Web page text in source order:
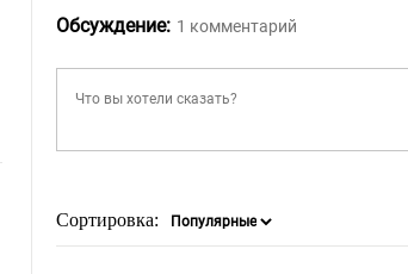
Обсуждение: 1 комментарий
Сортировка: